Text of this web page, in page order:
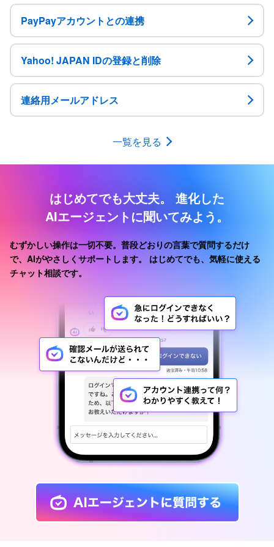
PayPayアカウントとの連携
Yahoo! JAPAN IDの登録と削除
連絡用メールアドレス
一覧を見る
はじめてでも大丈夫。
進化した
AIエージェントに聞いてみよう。
むずかしい操作は一切不要。普段どおりの言葉で質問するだけ
で、AIがやさしくサポートします。
はじめてでも、気軽に使える
チャット相談です。